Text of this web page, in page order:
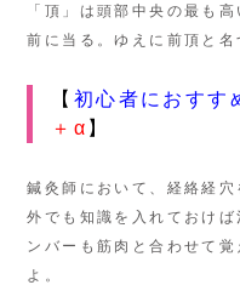
「頂」は頭部中央の最も
前に当る。ゆえに前頂と名
【 初心者におすす
＋α 】
鍼灸師において、経絡経
外でも知識を入れておけ
ンバーも筋肉と合わせて
よ。